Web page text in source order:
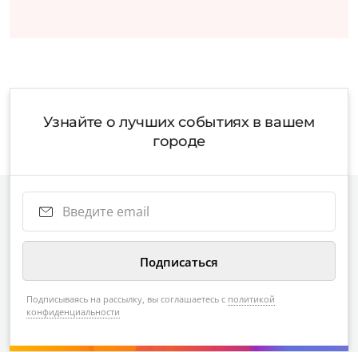
Узнайте о лучших событиях в вашем
городе
Подписываясь на рассылку, вы соглашаетесь с политикой
конфиденциальности